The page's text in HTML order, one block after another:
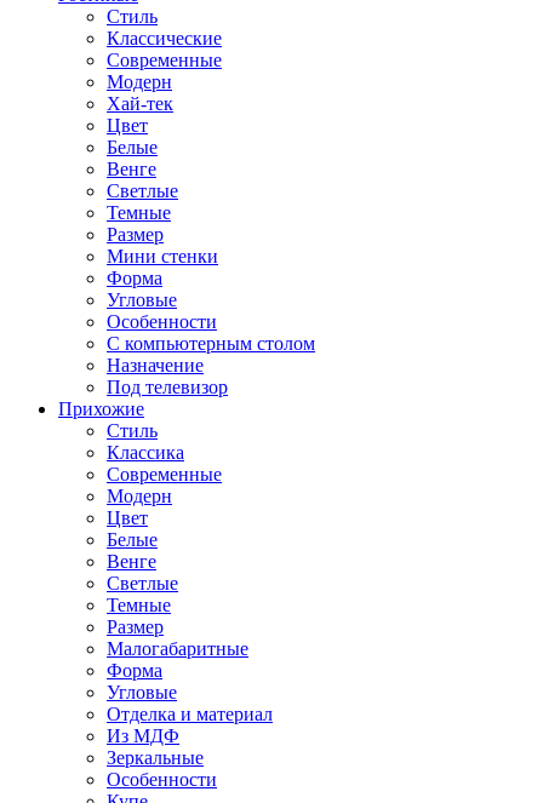
Стиль
Классические
Современные
Модерн
Хай-тек
Цвет
Белые
Венге
Светлые
Темные
Размер
Мини стенки
Форма
Угловые
Особенности
С компьютерным столом
Назначение
Под телевизор
Прихожие
Стиль
Классика
Современные
Модерн
Цвет
Белые
Венге
Светлые
Темные
Размер
Малогабаритные
Форма
Угловые
Отделка и материал
Из МДФ
Зеркальные
Особенности